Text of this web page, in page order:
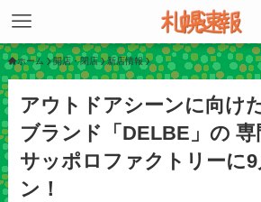
ホーム 開店・閉店 新店情報
アウトドアシーンに向け
ブランド「DELBE」の
サッポロファクトリーに
ン！